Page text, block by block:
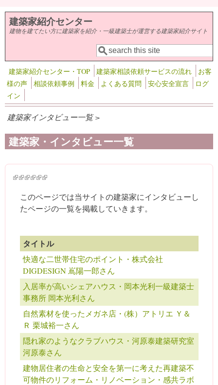
メインコンテンツに移動
建築家紹介センター
建物を建てたい方に建築家を紹介・一級建築士が運営する建築家紹介サイト
検索フォーム
検索
建築家紹介センター・TOP 建築家相談依頼サービスの流れ
お客
様の声
相談依頼事例 料金 よくある質問 安心安全宣言
ログ
イン
建築家インタビュー一覧 >
建築家・インタビュー一覧
(link is external)
(link is external)
(link is external)
(link is external)
(link is external)
(link is external)
このページでは当サイトの建築家にインタビューし
たページの一覧を掲載していきます。
タイトル
快適な二世帯住宅のポイント・株式会社
DIGDESIGN 嶌陽一郎さん
入居率が高いシェアハウス・岡本光利一級建築士
事務所 岡本光利さん
自然素材を使ったメガネ店・(株）アトリエ Ｙ＆
Ｒ 栗城裕一さん
隠れ家のようなクラブハウス・河原泰建築研究室
河原泰さん
建物居住者の生命と安全を第一に考えた再建築不
可物件のリフォーム・リノベーション・感共ラボ